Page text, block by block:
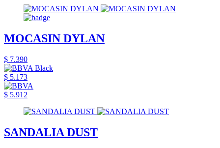
MOCASIN DYLAN
$ 7.390
$ 5.173
$ 5.912
SANDALIA DUST